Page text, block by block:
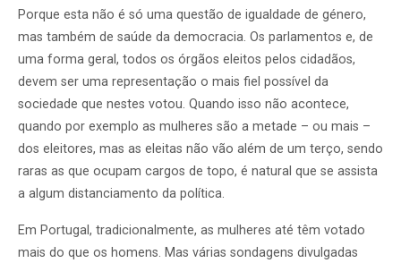
Porque esta não é só uma questão de igualdade de género,
mas também de saúde da democracia. Os parlamentos e, de
uma forma geral, todos os órgãos eleitos pelos cidadãos,
devem ser uma representação o mais fiel possível da
sociedade que nestes votou. Quando isso não acontece,
quando por exemplo as mulheres são a metade – ou mais –
dos eleitores, mas as eleitas não vão além de um terço, sendo
raras as que ocupam cargos de topo, é natural que se assista
a algum distanciamento da política.
Em Portugal, tradicionalmente, as mulheres até têm votado
mais do que os homens. Mas várias sondagens divulgadas